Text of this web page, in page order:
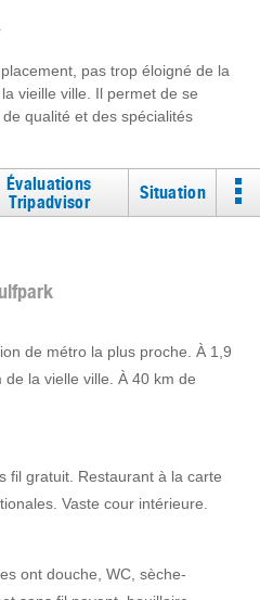
pas trop éloigné de la
vieille ville. Il permet de se
qualité et des spécialités
Évaluations
Tripadvisor
Situation
de métro la plus proche. À 1,9
la vielle ville. À 40 km de
fil gratuit. Restaurant à la carte
Vaste cour intérieure.
ont douche, WC, sèche-